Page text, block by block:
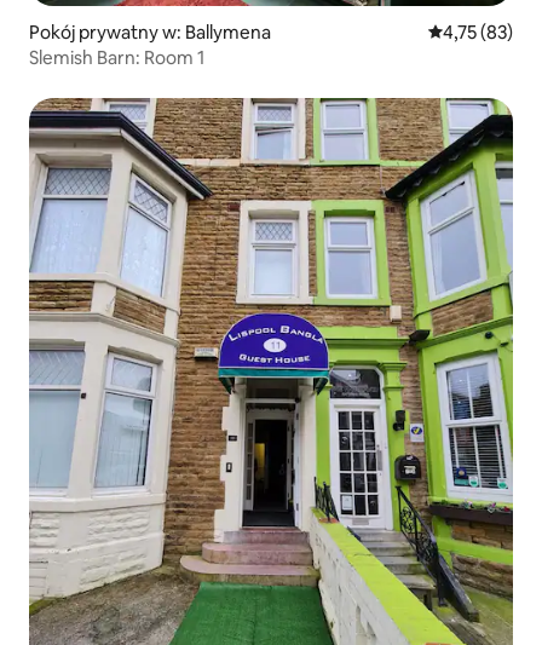
Pokój prywatny w: Ballymena Średnia
4,75 (83)
Slemish Barn: Room 1